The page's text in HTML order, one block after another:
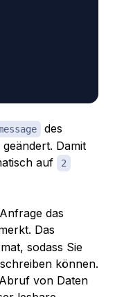
des
Damit
auf
2
das
Das
sodass Sie
können.
von Daten